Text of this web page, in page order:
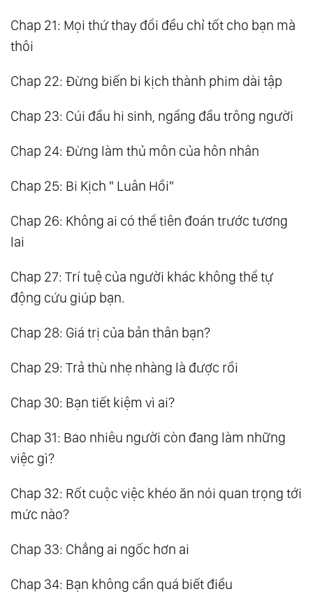
Chap 21: Mọi thứ thay đổi đều chỉ tốt cho bạn mà
thôi
Chap 22: Đừng biến bi kịch thành phim dài tập
Chap 23: Cúi đầu hi sinh, ngẩng đầu trông người
Chap 24: Đừng làm thủ môn của hôn nhân
Chap 25: Bi Kịch " Luân Hồi"
Chap 26: Không ai có thể tiên đoán trước tương
lai
Chap 27: Trí tuệ của người khác không thể tự
động cứu giúp bạn.
Chap 28: Giá trị của bản thân bạn?
Chap 29: Trả thù nhẹ nhàng là được rồi
Chap 30: Bạn tiết kiệm vì ai?
Chap 31: Bao nhiêu người còn đang làm những
việc gì?
Chap 32: Rốt cuộc việc khéo ăn nói quan trọng tới
mức nào?
Chap 33: Chẳng ai ngốc hơn ai
Chap 34: Bạn không cần quá biết điều